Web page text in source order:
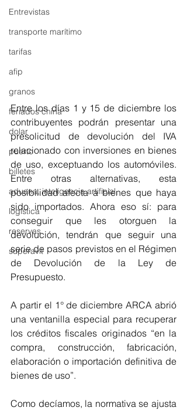
Entrevistas
transporte marítimo
tarifas
afip
granos
feriados china
dolar
puerto
billetes
aduana, inteligencia artificial,
logistica
reservas
superavit
Entre los días 1 y 15 de diciembre los
contribuyentes podrán presentar una
presolicitud de devolución del IVA
relacionado con inversiones en bienes
de uso, exceptuando los automóviles.
Entre otras alternativas, esta
posibilidad afecta a bienes que haya
sido importados. Ahora eso sí: para
conseguir que les otorguen la
devolución, tendrán que seguir una
serie de pasos previstos en el Régimen
de Devolución de la Ley de
Presupuesto.
A partir el 1° de diciembre ARCA abrió
una ventanilla especial para recuperar
los créditos fiscales originados “en la
compra, construcción, fabricación,
elaboración o importación definitiva de
bienes de uso”.
Como decíamos, la normativa se ajusta